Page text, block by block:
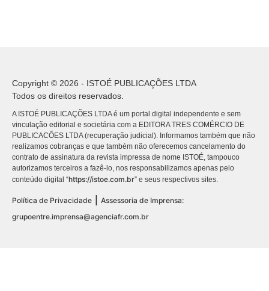
Copyright © 2026 - ISTOÉ PUBLICAÇÕES LTDA
Todos os direitos reservados.
A ISTOÉ PUBLICAÇÕES LTDA é um portal digital independente e sem
vinculação editorial e societária com a EDITORA TRES COMÉRCIO DE
PUBLICACÕES LTDA (recuperação judicial). Informamos também que não
realizamos cobranças e que também não oferecemos cancelamento do
contrato de assinatura da revista impressa de nome ISTOÉ, tampouco
autorizamos terceiros a fazê-lo, nos responsabilizamos apenas pelo
conteúdo digital “https://istoe.com.br” e seus respectivos sites.
Política de Privacidade
Assessoria de Imprensa:
grupoentre.imprensa@agenciafr.com.br